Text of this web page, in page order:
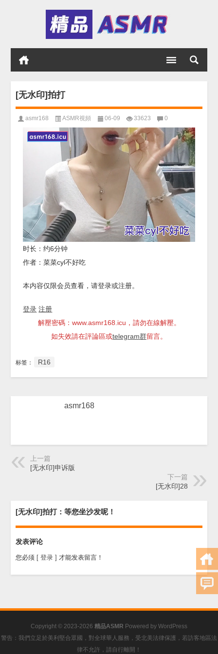
[无水印]拍打
asmr168 ASMR視頻 06-09 33623 0
时长：约6分钟
作者：菜菜cyl不好吃
本内容仅限会员查看，请登录或注册。
登录 注册
解壓密碼：www.asmr168.icu，請勿在線解壓。
如失效請在評論區或telegram群留言。
标签： R16
asmr168
上一篇
[无水印]申诉版
下一篇
[无水印]28
[无水印]拍打：等您坐沙发呢！
发表评论
您必须 [ 登录 ] 才能发表留言！
Copyright © 2023-2026 精品ASMR Powered by WordPress
警告：我們立足於美利堅合眾國，對全球華人服務，受北美法律保護，若訪客地區法
律不允許，請自行離開！